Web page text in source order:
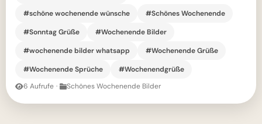
#schöne wochenende wünsche
#Schönes Wochenende
#Sonntag Grüße
#Wochenende Bilder
#wochenende bilder whatsapp
#Wochenende Grüße
#Wochenende Sprüche
#Wochenendgrüße
6 Aufrufe · Schönes Wochenende Bilder